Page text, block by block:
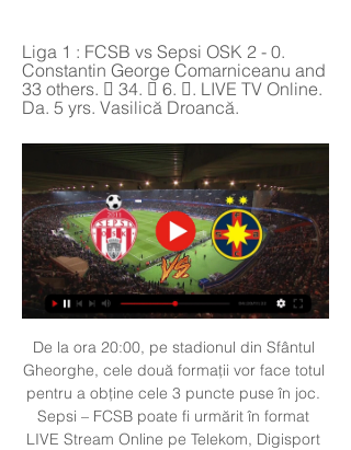
Liga 1 : FCSB vs Sepsi OSK 2 - 0.
Constantin George Comarniceanu and
33 others. 󰤥 34. 󰤦 6. 󰤧. LIVE TV Online.
Da. 5 yrs. Vasilică Droancă.
De la ora 20:00, pe stadionul din Sfântul
Gheorghe, cele două formații vor face totul
pentru a obține cele 3 puncte puse în joc.
Sepsi – FCSB poate fi urmărit în format
LIVE Stream Online pe Telekom, Digisport